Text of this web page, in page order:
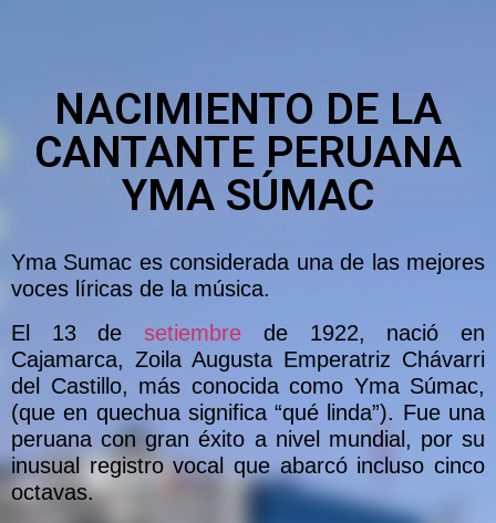
NACIMIENTO DE LA
CANTANTE PERUANA
YMA SÚMAC
Yma Sumac es considerada una de las mejores
voces líricas de la música.
El 13 desetiembre de 1922, nació en
Cajamarca, Zoila Augusta Emperatriz Chávarri
del Castillo, más conocida como Yma Súmac,
(que en quechua significa “qué linda”). Fue una
peruana con gran éxito a nivel mundial, por su
inusual registro vocal que abarcó incluso cinco
octavas.